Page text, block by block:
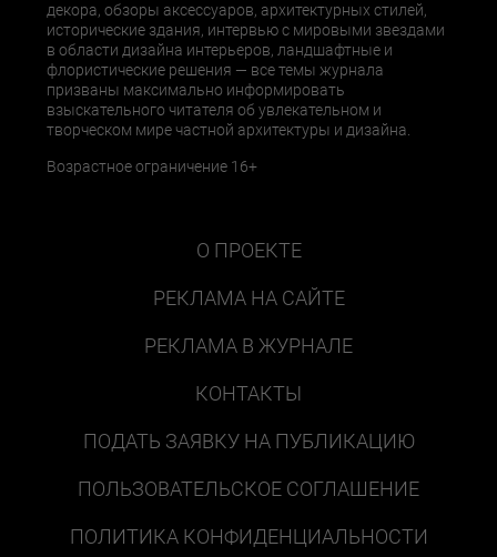
декора, обзоры аксессуаров, архитектурных стилей,
исторические здания, интервью с мировыми звездами
в области дизайна интерьеров, ландшафтные и
флористические решения — все темы журнала
призваны максимально информировать
взыскательного читателя об увлекательном и
творческом мире частной архитектуры и дизайна.
Возрастное ограничение 16+
О ПРОЕКТЕ
РЕКЛАМА НА САЙТЕ
РЕКЛАМА В ЖУРНАЛЕ
КОНТАКТЫ
ПОДАТЬ ЗАЯВКУ НА ПУБЛИКАЦИЮ
ПОЛЬЗОВАТЕЛЬСКОЕ СОГЛАШЕНИЕ
ПОЛИТИКА КОНФИДЕНЦИАЛЬНОСТИ